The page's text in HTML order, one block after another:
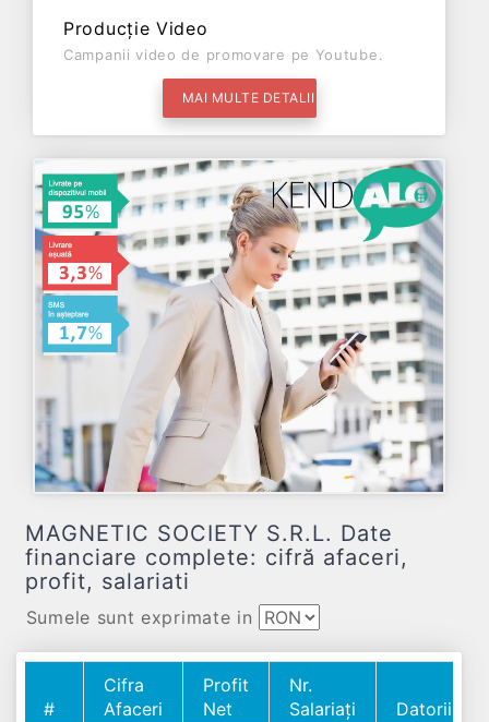
Producție Video
Campanii video de promovare pe Youtube.
MAI MULTE DETALII
MAGNETIC SOCIETY S.R.L. Date
financiare complete: cifră afaceri,
profit, salariati
Sumele sunt exprimate in
#
Cifra
Afaceri
Profit
Net
Nr.
Salariați
Datorii